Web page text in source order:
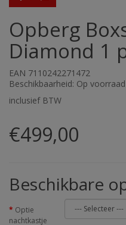
Opberg
Diamond 1
EAN 7110242271472
Beschikbaarheid: Op voorraad
inclusief BTW
€499,00
Beschikbare
Optie
nachtkastje